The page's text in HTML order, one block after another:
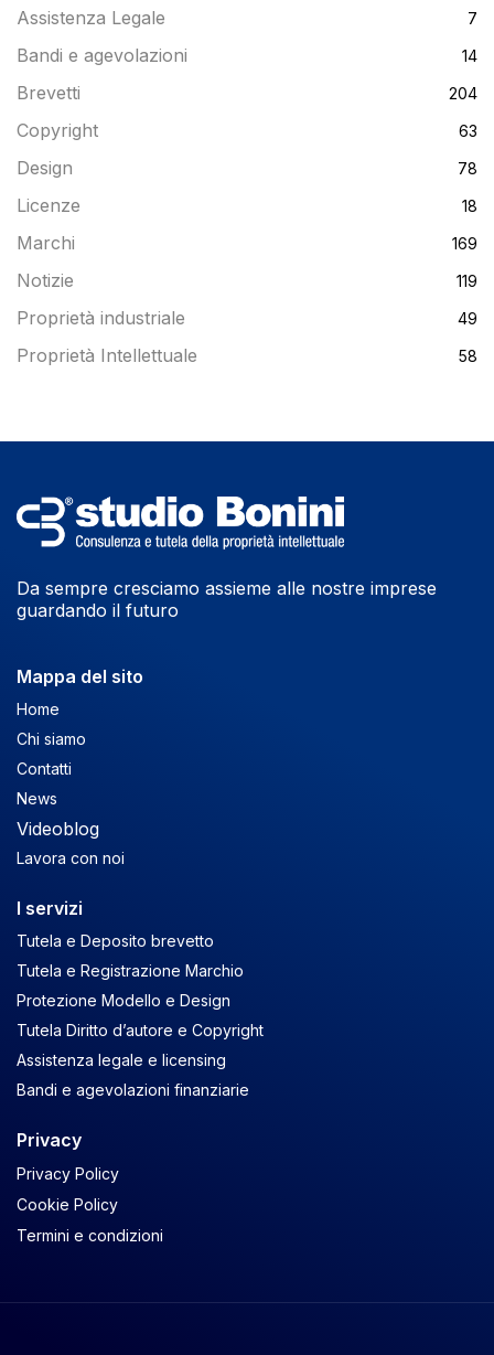
Assistenza Legale 7
Bandi e agevolazioni 14
Brevetti 204
Copyright 63
Design 78
Licenze 18
Marchi 169
Notizie 119
Proprietà industriale 49
Proprietà Intellettuale 58
Da sempre cresciamo assieme alle nostre imprese
guardando il futuro
Mappa del sito
Home
Chi siamo
Contatti
News
Videoblog
Lavora con noi
I servizi
Tutela e Deposito brevetto
Tutela e Registrazione Marchio
Protezione Modello e Design
Tutela Diritto d’autore e Copyright
Assistenza legale e licensing
Bandi e agevolazioni finanziarie
Privacy
Privacy Policy
Cookie Policy
Termini e condizioni